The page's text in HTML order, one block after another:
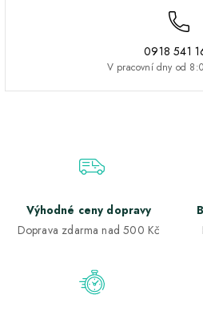
0918 541
V pracovní dny od
Výhodné ceny dopravy
Doprava zdarma nad 500 Kč